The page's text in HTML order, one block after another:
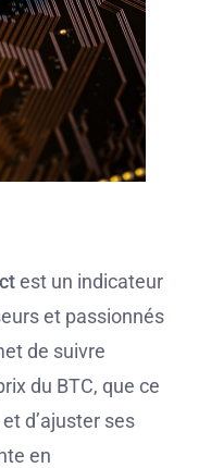
est un indicateur
et passionnés
de suivre
du BTC, que ce
d’ajuster ses
en